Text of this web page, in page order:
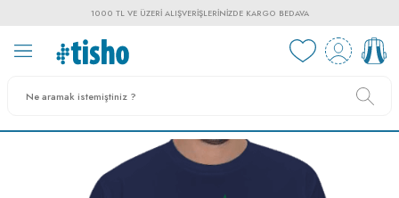
1000 TL VE ÜZERI ALIŞVERIŞLERINIZDE KARGO BEDAVA